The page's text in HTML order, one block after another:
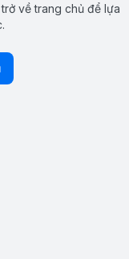
về trang chủ để lựa